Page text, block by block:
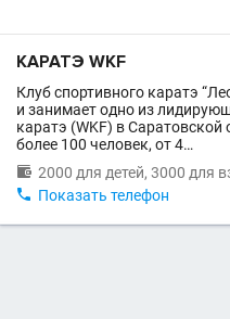
КАРАТЭ WKF
Клуб спортивного каратэ
и занимает одно из
каратэ (WKF) в
более 100 человек, от 4…
 2000 для детей, 3000 для
 Показать телефон